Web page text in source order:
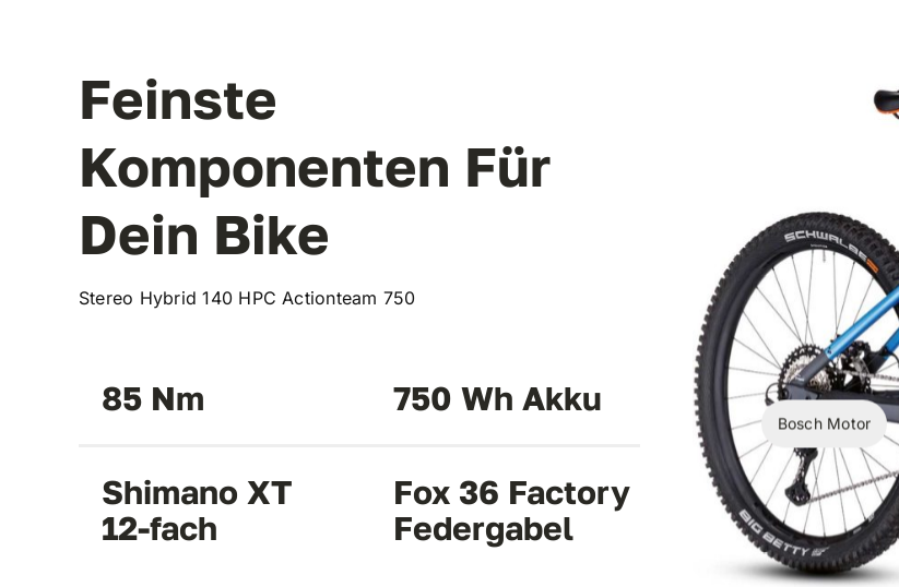
Feinste
Komponenten Für
Dein Bike
Stereo Hybrid 140 HPC Actionteam 750
85 Nm 750 Wh Akku
Shimano XT
12-fach
Fox 36 Factory
Federgabel
Bosch Motor